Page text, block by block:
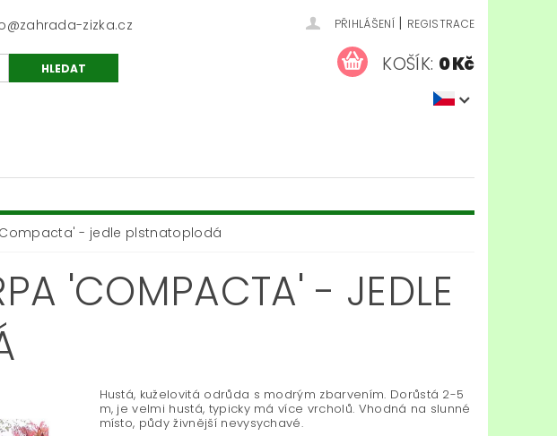
zizka.cz PŘIHLÁŠENÍ | REGISTRACE
KOŠÍK: 0 Kč
- jedle plstnatoplodá
'COMPACTA' - JEDLE
Hustá, kuželovitá odrůda s modrým zbarvením. Dorůstá 2-5
m, je velmi hustá, typicky má více vrcholů. Vhodná na slunné
místo, půdy živnější nevysychavé.